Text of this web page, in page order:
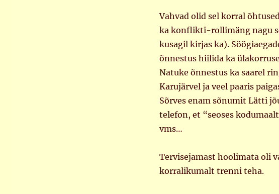
Vahvad olid sel korral
ka konflikti-rollimäng nagu
kusagil kirjas ka).
õnnestus hiilida ka
Natuke õnnestus ka saarel
Karujärvel ja veel paaris
Sõrves enam sõnumit Lätti
telefon, et “seoses
vms…
Tervisejamast hoolimata oli
korralikumalt trenni teha.